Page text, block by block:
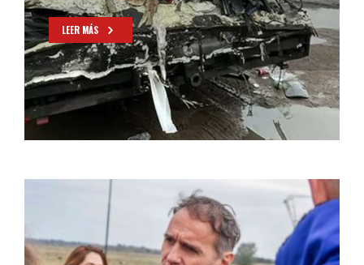
LEER MÁS